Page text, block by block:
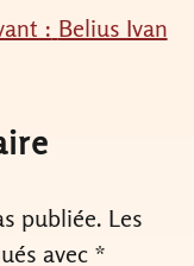
: Belius Ivan
publiée. Les
avec *